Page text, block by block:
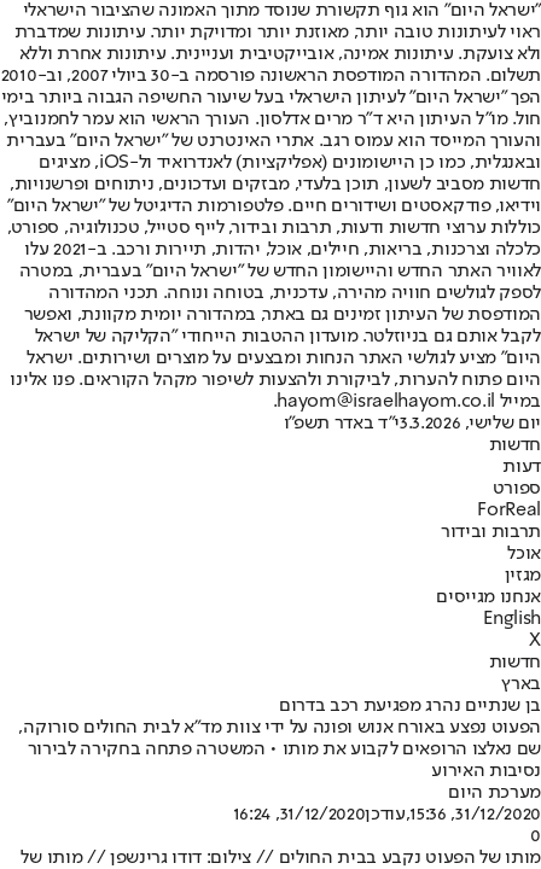
"ישראל היום" הוא גוף תקשורת שנוסד מתוך האמונה שהציבור הישראלי
ראוי לעיתונות טובה יותר, מאוזנת יותר ומדויקת יותר. עיתונות שמדברת
ולא צועקת. עיתונות אמינה, אובייקטיבית ועניינית. עיתונות אחרת וללא
תשלום. המהדורה המודפסת הראשונה פורסמה ב-30 ביולי 2007, וב-2010
הפך "ישראל היום" לעיתון הישראלי בעל שיעור החשיפה הגבוה ביותר בימי
חול. מו"ל העיתון היא ד"ר מרים אדלסון. העורך הראשי הוא עמר לחמנוביץ,
והעורך המייסד הוא עמוס רגב. אתרי האינטרנט של "ישראל היום" בעברית
ובאנגלית, כמו כן היישומונים (אפליקציות) לאנדרואיד ול-iOS, מציגים
חדשות מסביב לשעון, תוכן בלעדי, מבזקים ועדכונים, ניתוחים ופרשנויות,
וידיאו, פודקאסטים ושידורים חיים. פלטפורמות הדיגיטל של "ישראל היום"
כוללות ערוצי חדשות ודעות, תרבות ובידור, לייף סטייל, טכנולוגיה, ספורט,
כלכלה וצרכנות, בריאות, חיילים, אוכל, יהדות, תיירות ורכב. ב-2021 עלו
לאוויר האתר החדש והיישומון החדש של "ישראל היום" בעברית, במטרה
לספק לגולשים חוויה מהירה, עדכנית, בטוחה ונוחה. תכני המהדורה
המודפסת של העיתון זמינים גם באתר, במהדורה יומית מקוונת, ואפשר
לקבל אותם גם בניוזלטר. מועדון ההטבות הייחודי "הקליקה של ישראל
היום" מציע לגולשי האתר הנחות ומבצעים על מוצרים ושירותים. ישראל
היום פתוח להערות, לביקורת ולהצעות לשיפור מקהל הקוראים. פנו אלינו
במייל hayom@israelhayom.co.il.
יום שלישי, 3.3.2026
י"ד באדר תשפ"ו
חדשות
דעות
ספורט
ForReal
תרבות ובידור
אוכל
מגזין
אנחנו מגייסים
English
X
חדשות
בארץ
בן שנתיים נהרג מפגיעת רכב בדרום
הפעוט נפצע באורח אנוש ופונה על ידי צוות מד"א לבית החולים סורוקה,
שם נאלצו הרופאים לקבוע את מותו • המשטרה פתחה בחקירה לבירור
נסיבות האירוע
מערכת היום
31/12/2020, 15:36
,עודכן31/12/2020, 16:24
0
מותו של הפעוט נקבע בבית החולים // צילום: דודו גרינשפן // מותו של